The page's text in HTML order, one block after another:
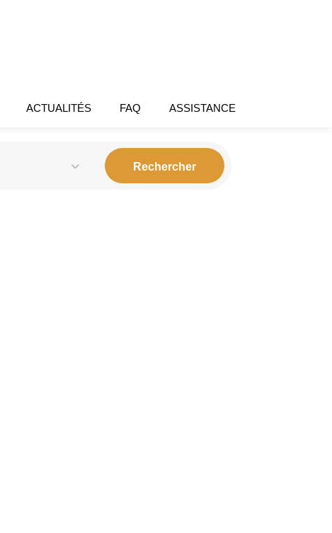
ACTUALITÉS FAQ ASSISTANCE